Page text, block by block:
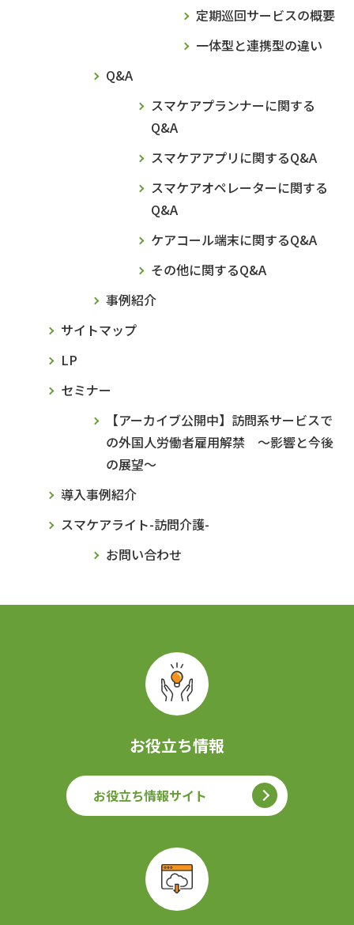
定期巡回サービスの概要
一体型と連携型の違い
Q&A
スマケアプランナーに関する
Q&A
スマケアアプリに関するQ&A
スマケアオペレーターに関する
Q&A
ケアコール端末に関するQ&A
その他に関するQ&A
事例紹介
サイトマップ
LP
セミナー
【アーカイブ公開中】訪問系サービスで
の外国人労働者雇用解禁 ～影響と今後
の展望～
導入事例紹介
スマケアライト-訪問介護-
お問い合わせ
お役立ち情報
お役立ち情報サイト